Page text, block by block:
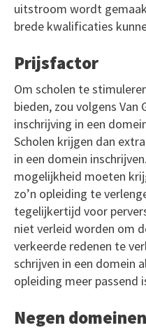
uitstroom wordt
brede kwalificaties
Prijsfactor
Om scholen te
bieden, zou volgens Van
inschrijving in een
Scholen krijgen dan
in een domein
mogelijkheid moeten
zo’n opleiding te
tegelijkertijd voor
niet verleid worden om
verkeerde redenen te
schrijven in een domein
opleiding meer passend
Negen domeinen